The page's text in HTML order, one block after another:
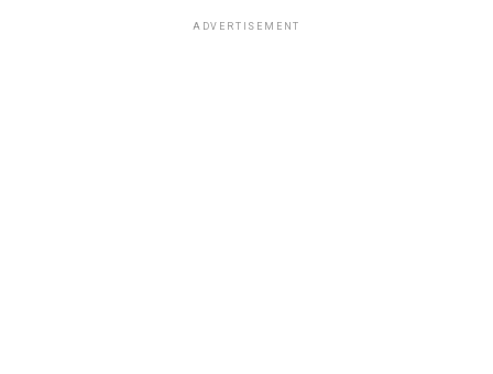
ADVERTISEMENT